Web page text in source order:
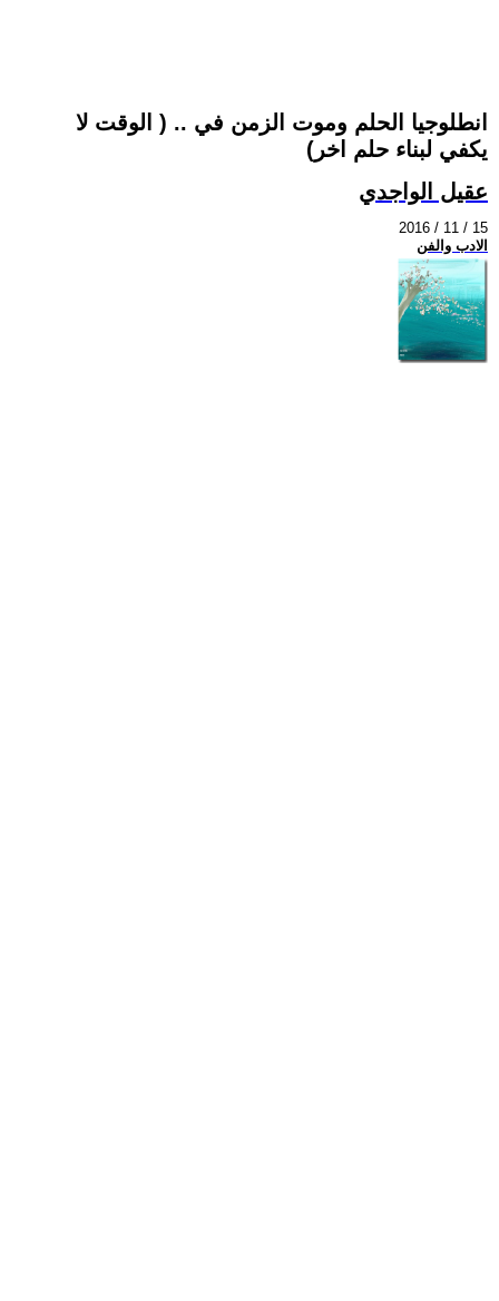
انطلوجيا الحلم وموت الزمن في .. ( الوقت لا
يكفي لبناء حلم اخر)
عقيل الواجدي
2016 / 11 / 15
الادب والفن